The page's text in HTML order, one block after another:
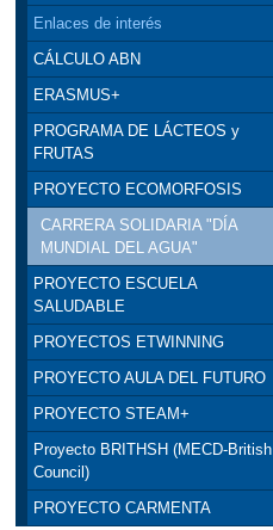
Enlaces de interés
CÁLCULO ABN
ERASMUS+
PROGRAMA DE LÁCTEOS y
FRUTAS
PROYECTO ECOMORFOSIS
CARRERA SOLIDARIA "DÍA
MUNDIAL DEL AGUA"
PROYECTO ESCUELA
SALUDABLE
PROYECTOS ETWINNING
PROYECTO AULA DEL FUTURO
PROYECTO STEAM+
Proyecto BRITHSH (MECD-British
Council)
PROYECTO CARMENTA